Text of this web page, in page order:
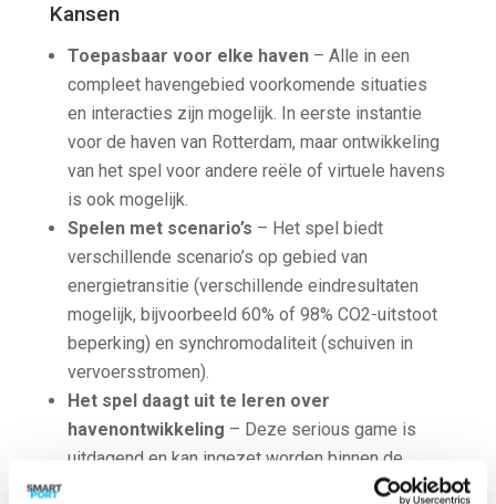
Kansen
Toepasbaar voor elke haven– Alle in een
compleet havengebied voorkomende situaties
en interacties zijn mogelijk. In eerste instantie
voor de haven van Rotterdam, maar ontwikkeling
van het spel voor andere reële of virtuele havens
is ook mogelijk.
Spelen met scenario’s – Het spel biedt
verschillende scenario’s op gebied van
energietransitie (verschillende eindresultaten
mogelijk, bijvoorbeeld 60% of 98% CO2-uitstoot
beperking) en synchromodaliteit (schuiven in
vervoersstromen).
Het spel daagt uit te leren over
havenontwikkeling – Deze serious game is
uitdagend en kan ingezet worden binnen de
havenbranche in Rotterdam, én daarbuiten en